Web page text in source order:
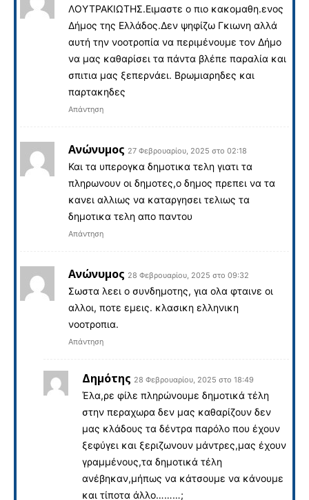
ΛΟΥΤΡΑΚΙΩΤΗΣ.Ειμαστε ο πιο κακομαθη.ενος
Δήμος της Ελλάδος.Δεν ψηφίζω Γκιωνη αλλά
αυτή την νοοτροπία να περιμένουμε τον Δήμο
να μας καθαρίσει τα πάντα βλέπε παραλία και
σπιτια μας ξεπερνάει. Βρωμιαρηδες και
παρτακηδες
Απάντηση
Ανώνυμος 27 Φεβρουαρίου, 2025 στο 02:18
Και τα υπερογκα δημοτικα τελη γιατι τα
πληρωνουν οι δημοτες,ο δημος πρεπει να τα
κανει αλλιως να καταργησει τελιως τα
δημοτικα τελη απο παντου
Απάντηση
Ανώνυμος 28 Φεβρουαρίου, 2025 στο 09:32
Σωστα λεει ο συνδημοτης, για ολα φταινε οι
αλλοι, ποτε εμεις. κλασικη ελληνικη
νοοτροπια.
Απάντηση
Δημότης 28 Φεβρουαρίου, 2025 στο 18:49
Έλα,ρε φίλε πληρώνουμε δημοτικά τέλη
στην περαχωρα δεν μας καθαρίζουν δεν
μας κλάδους τα δέντρα παρόλο που έχουν
ξεφύγει και ξεριζωνουν μάντρες,μας έχουν
γραμμένους,τα δημοτικά τέλη
ανέβηκαν,μήπως να κάτσουμε να κάνουμε
και τίποτα άλλο………;